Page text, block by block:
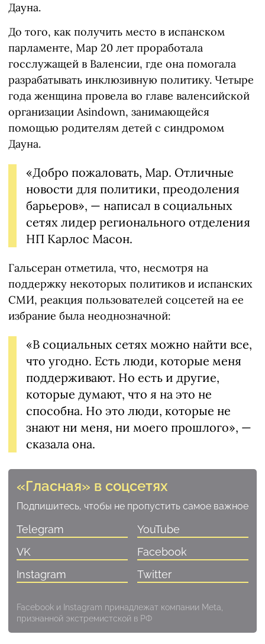
Дауна.
До того, как получить место в испанском
парламенте, Мар 20 лет проработала
госслужащей в Валенсии, где она помогала
разрабатывать инклюзивную политику. Четыре
года женщина провела во главе валенсийской
организации Asindown, занимающейся
помощью родителям детей с синдромом
Дауна.
«Добро пожаловать, Мар. Отличные
новости для политики, преодоления
барьеров», — написал в социальных
сетях лидер регионального отделения
НП Карлос Масон.
Гальсеран отметила, что, несмотря на
поддержку некоторых политиков и испанских
СМИ, реакция пользователей соцсетей на ее
избрание была неоднозначной:
«В социальных сетях можно найти все,
что угодно. Есть люди, которые меня
поддерживают. Но есть и другие,
которые думают, что я на это не
способна. Но это люди, которые не
знают ни меня, ни моего прошлого», —
сказала она.
«Гласная» в соцсетях
Подпишитесь, чтобы не пропустить самое важное
Telegram
YouTube
VK
Facebook
Instagram
Twitter
Facebook и Instagram принадлежат компании Meta,
признанной экстремистской в РФ